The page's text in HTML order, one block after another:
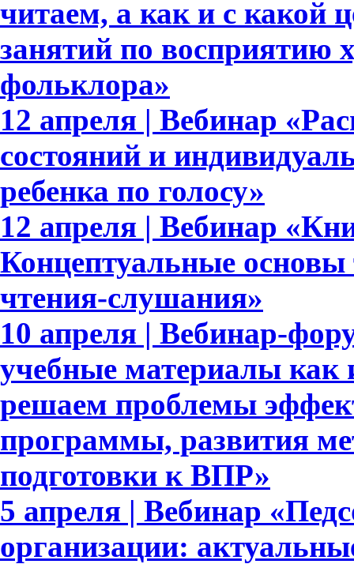
читаем, а как и с какой
занятий по восприятию
фольклора»
12 апреля | Вебинар
состояний и
ребенка по голосу»
12 апреля | Вебинар
Концептуальные основы
чтения-слушания»
10 апреля | Вебинар-
учебные материалы как
решаем проблемы
программы, развития
подготовки к ВПР»
5 апреля | Вебинар
организации: